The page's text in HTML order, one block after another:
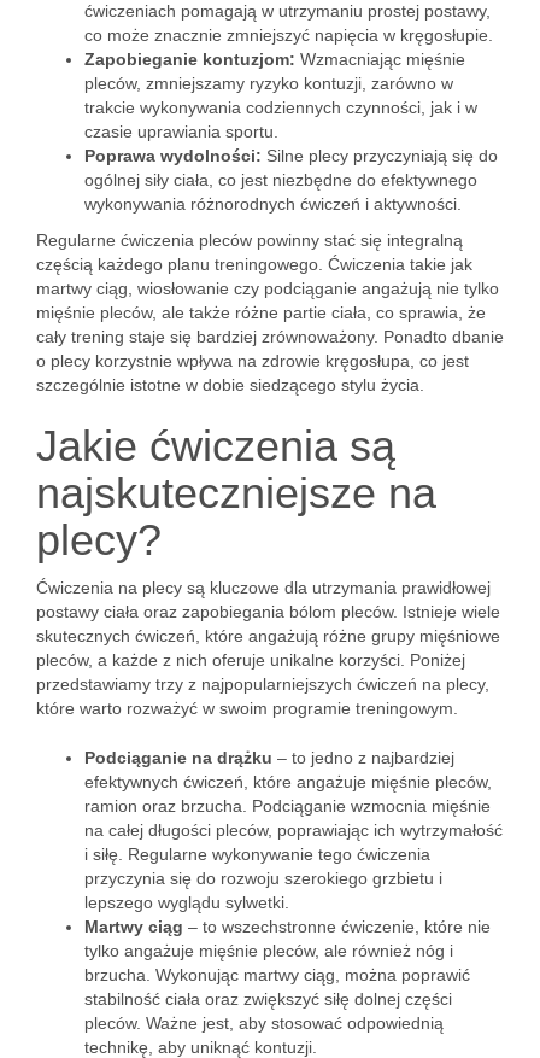
ćwiczeniach pomagają w utrzymaniu prostej postawy,
co może znacznie zmniejszyć napięcia w kręgosłupie.
Zapobieganie kontuzjom: Wzmacniając mięśnie
pleców, zmniejszamy ryzyko kontuzji, zarówno w
trakcie wykonywania codziennych czynności, jak i w
czasie uprawiania sportu.
Poprawa wydolności: Silne plecy przyczyniają się do
ogólnej siły ciała, co jest niezbędne do efektywnego
wykonywania różnorodnych ćwiczeń i aktywności.
Regularne ćwiczenia pleców powinny stać się integralną
częścią każdego planu treningowego. Ćwiczenia takie jak
martwy ciąg, wiosłowanie czy podciąganie angażują nie tylko
mięśnie pleców, ale także różne partie ciała, co sprawia, że
cały trening staje się bardziej zrównoważony. Ponadto dbanie
o plecy korzystnie wpływa na zdrowie kręgosłupa, co jest
szczególnie istotne w dobie siedzącego stylu życia.
Jakie ćwiczenia są
najskuteczniejsze na
plecy?
Ćwiczenia na plecy są kluczowe dla utrzymania prawidłowej
postawy ciała oraz zapobiegania bólom pleców. Istnieje wiele
skutecznych ćwiczeń, które angażują różne grupy mięśniowe
pleców, a każde z nich oferuje unikalne korzyści. Poniżej
przedstawiamy trzy z najpopularniejszych ćwiczeń na plecy,
które warto rozważyć w swoim programie treningowym.
Podciąganie na drążku – to jedno z najbardziej
efektywnych ćwiczeń, które angażuje mięśnie pleców,
ramion oraz brzucha. Podciąganie wzmocnia mięśnie
na całej długości pleców, poprawiając ich wytrzymałość
i siłę. Regularne wykonywanie tego ćwiczenia
przyczynia się do rozwoju szerokiego grzbietu i
lepszego wyglądu sylwetki.
Martwy ciąg – to wszechstronne ćwiczenie, które nie
tylko angażuje mięśnie pleców, ale również nóg i
brzucha. Wykonując martwy ciąg, można poprawić
stabilność ciała oraz zwiększyć siłę dolnej części
pleców. Ważne jest, aby stosować odpowiednią
technikę, aby uniknąć kontuzji.